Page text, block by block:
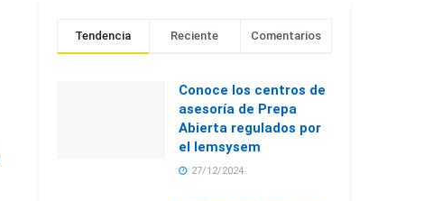
Tendencia Reciente Comentarios
Conoce los centros de
asesoría de Prepa
Abierta regulados por
el Iemsysem
27/12/2024